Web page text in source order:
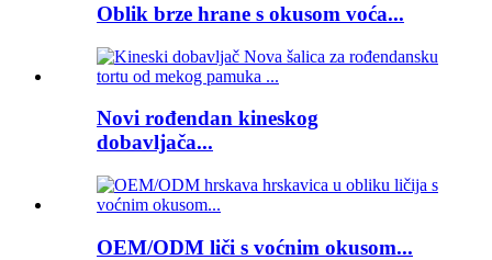
Oblik brze hrane s okusom voća...
Novi rođendan kineskog
dobavljača...
OEM/ODM liči s voćnim okusom...